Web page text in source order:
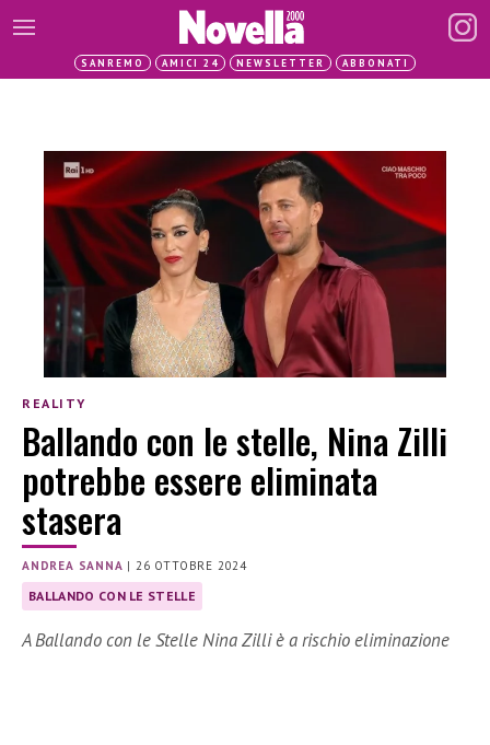
SANREMO AMICI 24 NEWSLETTER ABBONATI
REALITY
Ballando con le stelle, Nina Zilli
potrebbe essere eliminata
stasera
ANDREA SANNA |26 OTTOBRE 2024
BALLANDO CON LE STELLE
A Ballando con le Stelle Nina Zilli è a rischio eliminazione